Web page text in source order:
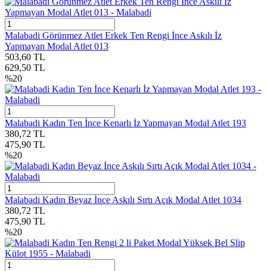
Malabadi Görünmez Atlet Erkek Ten Rengi İnce Askılı İz
Yapmayan Modal Atlet 013
503,60 TL
629,50 TL
%20
Malabadi Kadın Ten İnce Kenarlı İz Yapmayan Modal Atlet 193
380,72 TL
475,90 TL
%20
Malabadi Kadın Beyaz İnce Askılı Sırtı Açık Modal Atlet 1034
380,72 TL
475,90 TL
%20